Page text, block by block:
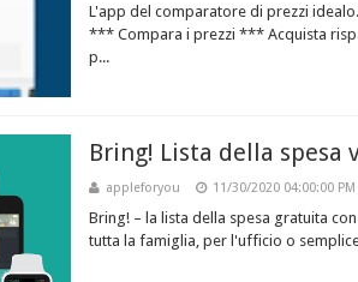
L'app del comparatore di prezzi
*** Compara i prezzi *** Acquista
p...
Bring! Lista della spesa
appleforyou 11/30/2020 04:00:00 PM
Bring! – la lista della spesa gratuita
tutta la famiglia, per l'ufficio o